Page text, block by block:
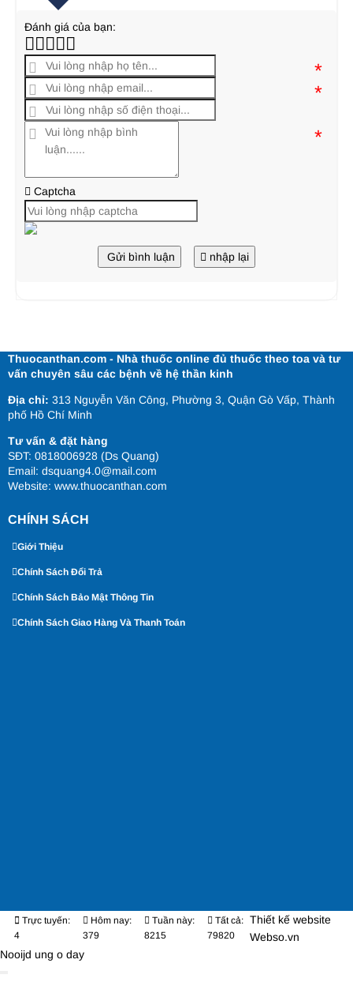
Đánh giá của bạn:
*
*
*
Captcha
Gửi bình luận nhập lại
Thuocanthan.com - Nhà thuốc online đủ thuốc theo toa và tư
vấn chuyên sâu các bệnh về hệ thần kinh
Địa chỉ: 313 Nguyễn Văn Công, Phường 3, Quận Gò Vấp, Thành
phố Hồ Chí Minh
Tư vấn & đặt hàng
SĐT: 0818006928 (Ds Quang)
Email: dsquang4.0@mail.com
Website: www.thuocanthan.com
CHÍNH SÁCH
Giới Thiệu
Chính Sách Đổi Trả
Chính Sách Bảo Mật Thông Tin
Chính Sách Giao Hàng Và Thanh Toán
Trực tuyến:
4
Hôm nay:
379
Tuần này:
8215
Tất cả:
79820
Thiết kế website
Webso.vn
Nooijd ung o day